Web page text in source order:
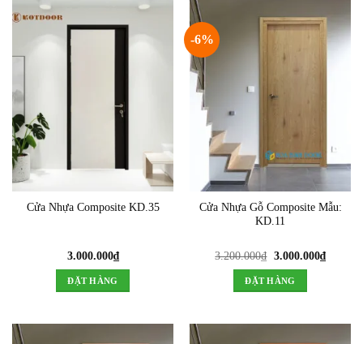
Cửa Nhựa Composite KD.35
3.000.000₫
ĐẶT HÀNG
-6%
Cửa Nhựa Gỗ Composite Mẫu:
KD.11
3.200.000₫ Giá
là:
3.200.000₫.
3.000.000₫Giá
hiện
ĐẶT HÀNG